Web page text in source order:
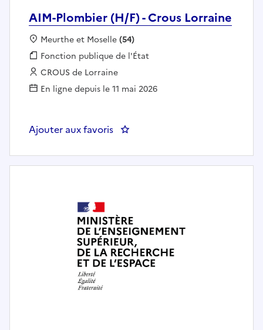
AIM-Plombier (H/F) - Crous Lorraine
Localisation :
Meurthe et Moselle(54)
Fonction publique :
Fonction publique de l'État
Employeur :
CROUS de Lorraine
En ligne depuis le 11 mai 2026
Ajouter aux favoris : AIM-Plombier (H/F) - Crous